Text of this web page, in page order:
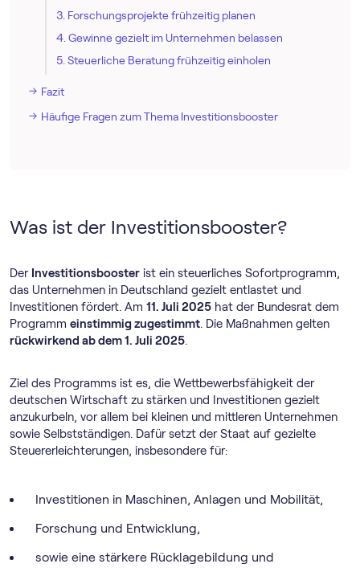
3. Forschungsprojekte frühzeitig planen
4. Gewinne gezielt im Unternehmen belassen
5. Steuerliche Beratung frühzeitig einholen
Fazit
Häufige Fragen zum Thema Investitionsbooster
Was ist der Investitionsbooster?
Der Investitionsbooster ist ein steuerliches Sofortprogramm,
das Unternehmen in Deutschland gezielt entlastet und
Investitionen fördert. Am 11. Juli 2025 hat der Bundesrat dem
Programm einstimmig zugestimmt. Die Maßnahmen gelten
rückwirkend ab dem 1. Juli 2025.
Ziel des Programms ist es, die Wettbewerbsfähigkeit der
deutschen Wirtschaft zu stärken und Investitionen gezielt
anzukurbeln, vor allem bei kleinen und mittleren Unternehmen
sowie Selbstständigen. Dafür setzt der Staat auf gezielte
Steuererleichterungen, insbesondere für:
Investitionen in Maschinen, Anlagen und Mobilität,
Forschung und Entwicklung,
sowie eine stärkere Rücklagebildung und